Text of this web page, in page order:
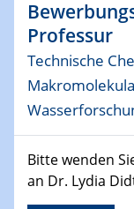
Praxisfall,
14.02.2024 -
SFB 247
Jahrestreffen
01.03.2024
Podcast-
Online-Kick-Off
Professur
Technische
Bitte wenden
an Dr. Lydia